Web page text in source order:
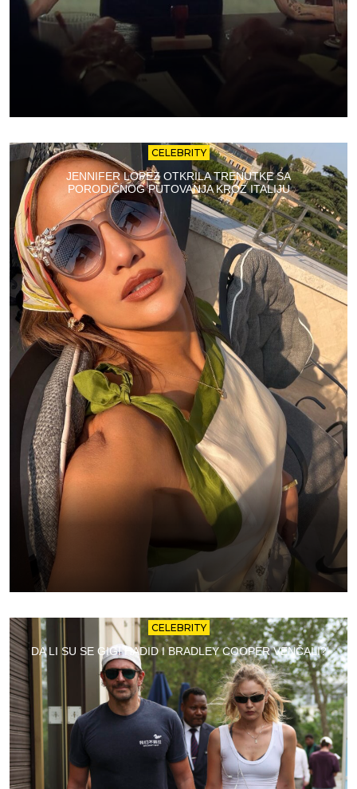
CELEBRITY
JENNIFER LOPEZ OTKRILA TRENUTKE SA
PORODIČNOG PUTOVANJA KROZ ITALIJU
CELEBRITY
DA LI SU SE GIGI HADID I BRADLEY COOPER VENČALI?